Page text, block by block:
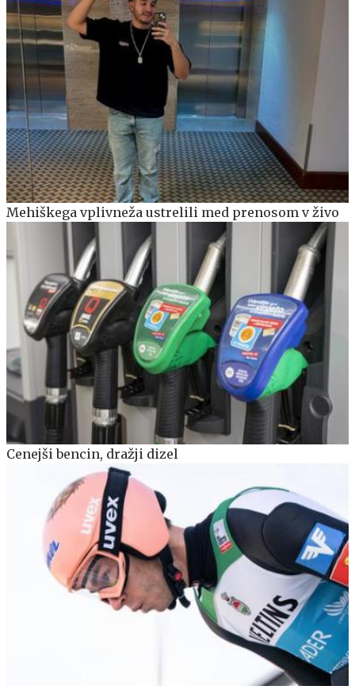
Mehiškega vplivneža ustrelili med prenosom v živo
Cenejši bencin, dražji dizel